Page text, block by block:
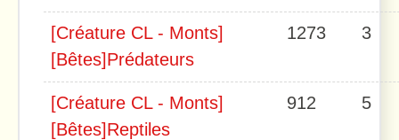
[Créature CL - Monts]
[Bêtes]Prédateurs
1273 3
[Créature CL - Monts]
[Bêtes]Reptiles
912 5